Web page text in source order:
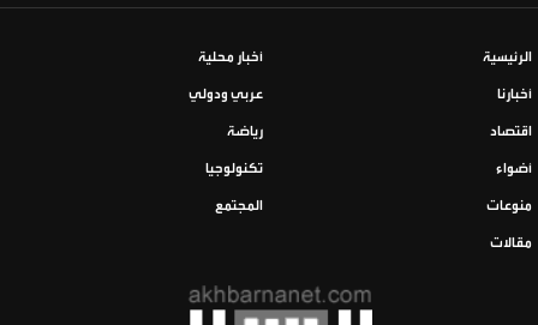
الرئيسية أخبار محلية
أخبارنا عربي ودولي
اقتصاد رياضة
أضواء تكنولوجيا
منوعات المجتمع
مقالات